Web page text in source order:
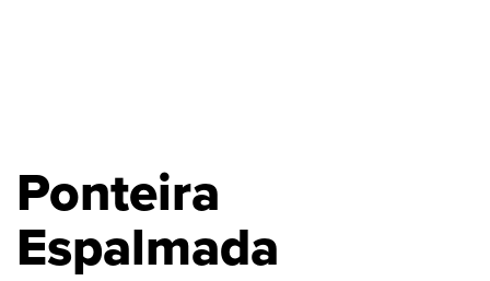
Ponteira
Espalmada